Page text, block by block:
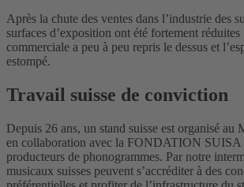
Après la chute des ventes dans l’industrie des
surfaces d’exposition ont été fortement réduites
commerciale a peu à peu repris le dessus et
estompé.
Travail suisse de conviction
Depuis 26 ans, un stand suisse est organisé
en collaboration avec la FONDATION SUISA
producteurs de phonogrammes. Par notre
musicaux suisses peuvent s’accréditer à des